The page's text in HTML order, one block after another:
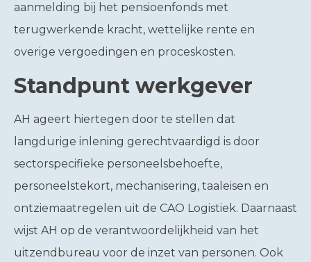
aanmelding bij het pensioenfonds met
terugwerkende kracht, wettelijke rente en
overige vergoedingen en proceskosten.
Standpunt werkgever
AH ageert hiertegen door te stellen dat
langdurige inlening gerechtvaardigd is door
sectorspecifieke personeelsbehoefte,
personeelstekort, mechanisering, taaleisen en
ontziemaatregelen uit de CAO Logistiek. Daarnaast
wijst AH op de verantwoordelijkheid van het
uitzendbureau voor de inzet van personen. Ook